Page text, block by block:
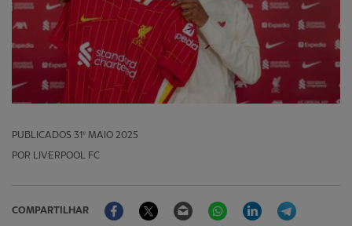
PUBLICADOS 31º MAIO 2025
POR LIVERPOOL FC
COMPARTILHAR
FacebookTwitter Email WhatsAppLinkedIn